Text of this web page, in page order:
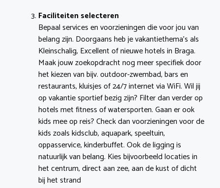
Faciliteiten selecteren
Bepaal services en voorzieningen die voor jou van
belang zijn. Doorgaans heb je vakantiethema’s als
Kleinschalig, Excellent of nieuwe hotels in Braga.
Maak jouw zoekopdracht nog meer specifiek door
het kiezen van bijv. outdoor-zwembad, bars en
restaurants, kluisjes of 24/7 internet via WiFi. Wil jij
op vakantie sportief bezig zijn? Filter dan verder op
hotels met fitness of watersporten. Gaan er ook
kids mee op reis? Check dan voorzieningen voor de
kids zoals kidsclub, aquapark, speeltuin,
oppasservice, kinderbuffet. Ook de ligging is
natuurlijk van belang. Kies bijvoorbeeld locaties in
het centrum, direct aan zee, aan de kust of dicht
bij het strand